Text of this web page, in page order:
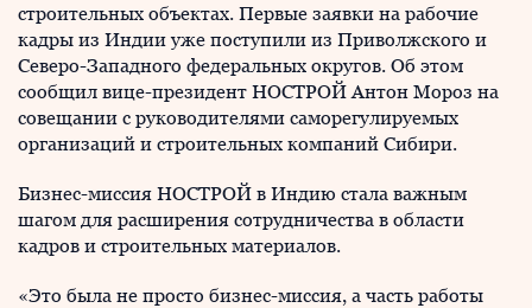
строительных объектах. Первые заявки на рабочие
кадры из Индии уже поступили из Приволжского и
Северо-Западного федеральных округов. Об этом
сообщил вице-президент НОСТРОЙ Антон Мороз на
совещании с руководителями саморегулируемых
организаций и строительных компаний Сибири.
Бизнес-миссия НОСТРОЙ в Индию стала важным
шагом для расширения сотрудничества в области
кадров и строительных материалов.
«Это была не просто бизнес-миссия, а часть работы